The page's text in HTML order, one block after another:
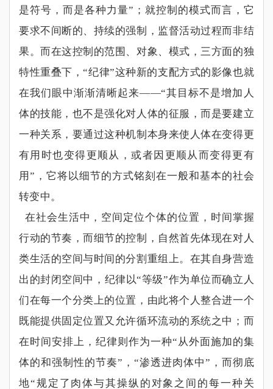
是符号，而是各种力量” ；就控制的模式而言，它
要求不间断的、持续的强制，监督活动过程而非结
果。而在这控制的范围、对象、模式，三方面的独
特性重叠下，“纪律”这种新的支配方式的影像也就
在我们眼中渐渐清晰起来——“其目标不是增加人
体的技能，也不是强化对人体的征服，而是要建立
一种关系，要通过这种机制本身来使人体在变得更
有用时也变得更顺从，或者因更顺从而变得更有
用 ” ，它将以细节的方式铭刻在一般和基本的社会
转变中。
在社会生活中，空间定位个体的位置，时间掌握
行动的节奏，而细节的控制，自然首先体现在对人
类生活的空间与时间的分割重组上。在其自身营造
出的封闭空间中，纪律以“等级”作为单位而确立人
们在每一个分类上的位置，由此将个人整合进一个
既能提供固定位置又允许循环流动的系统之中；而
在时间安排上，纪律则作为一种“ 从外面施加的集
体的和强制性的节奏” ， “渗透进肉体中” ，而彻底
地“规定了肉体与其操纵的对象之间的每一种关